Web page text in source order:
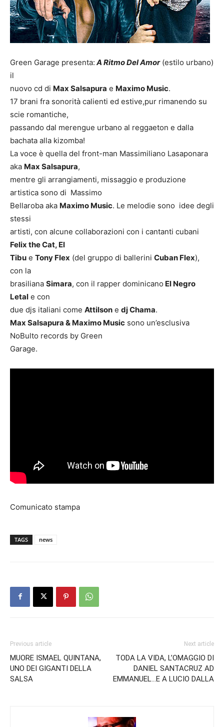
Green Garage presenta: A Ritmo Del Amor(estilo urbano)
il
nuovo cd di Max Salsapura e Maximo Music.
17 brani fra sonorità calienti ed estive,pur rimanendo su
scie romantiche,
passando dal merengue urbano al reggaeton e dalla
bachata alla kizomba!
La voce è quella del front-man Massimiliano Lasaponara
aka Max Salsapura,
mentre gli arrangiamenti, missaggio e produzione
artistica sono di Massimo
Bellaroba aka Maximo Music. Le melodie sono idee degli
stessi
artisti, con alcune collaborazioni con i cantanti cubani
Felix the Cat, El
Tibu e Tony Flex (del gruppo di ballerini Cuban Flex),
con la
brasiliana Simara, con il rapper dominicano El Negro
Letal e con
due djs italiani come Attilson e dj Chama.
Max Salsapura & Maximo Music sono un’esclusiva
NoBulto records by Green
Garage.
Comunicato stampa
TAGS news
Previous article
MUORE ISMAEL QUINTANA,
UNO DEI GIGANTI DELLA
SALSA
Next article
TODA LA VIDA, L’OMAGGIO DI
DANIEL SANTACRUZ AD
EMMANUEL…E A LUCIO DALLA